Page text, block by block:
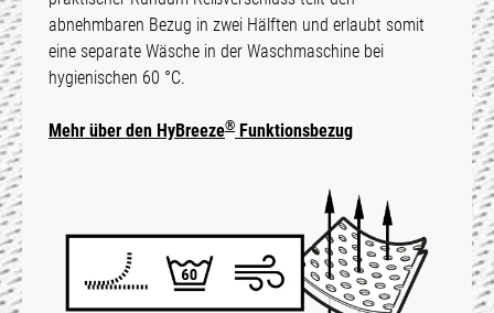
abnehmbaren Bezug in zwei Hälften und erlaubt somit
eine separate Wäsche in der Wasch­maschine bei
hygienischen 60 °C.
Mehr über den HyBreeze® Funk­tions­bezug